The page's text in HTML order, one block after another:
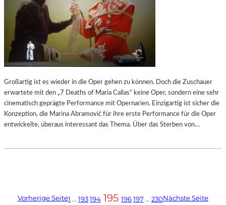
Großartig ist es wieder in die Oper gehen zu können. Doch die Zuschauer
erwartete mit den „7 Deaths of Maria Callas“ keine Oper, sondern eine sehr
cinematisch geprägte Performance mit Opernarien. Einzigartig ist sicher die
Konzeption, die Marina Abramović für ihre erste Performance für die Oper
entwickelte, überaus interessant das Thema. Über das Sterben von…
Vorherige Seite1 … 193194 195 196197… 230Nächste Seite